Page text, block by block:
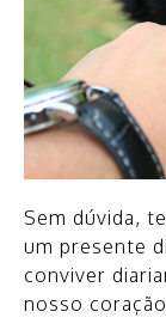
Sem dúvida,
um presente
conviver
nosso